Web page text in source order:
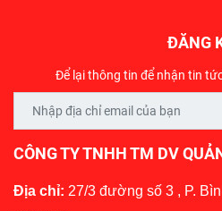
ĐĂNG
Để lại thông tin để nhận tin
CÔNG TY TNHH TM DV
Địa chỉ: 27/3 đường số 3 , P.